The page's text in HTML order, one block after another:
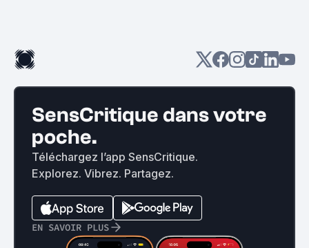
SensCritique dans votre
poche.
Téléchargez l’app SensCritique.
Explorez. Vibrez. Partagez.
EN SAVOIR PLUS